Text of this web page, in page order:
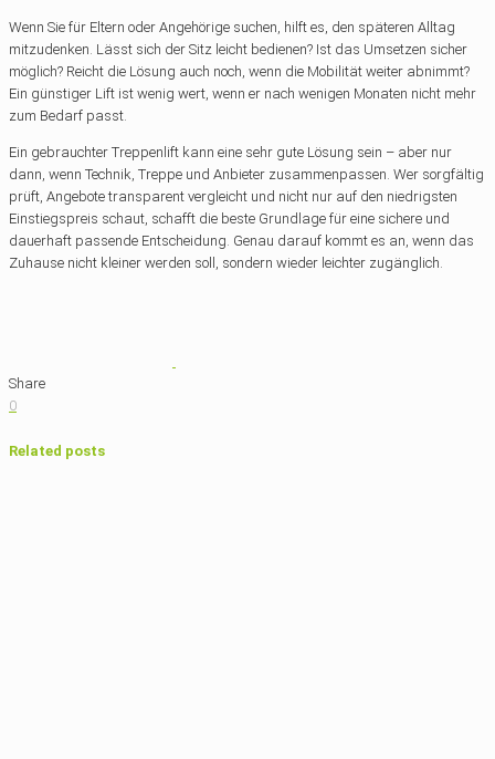
Wenn Sie für Eltern oder Angehörige suchen, hilft es, den späteren Alltag
mitzudenken. Lässt sich der Sitz leicht bedienen? Ist das Umsetzen sicher
möglich? Reicht die Lösung auch noch, wenn die Mobilität weiter abnimmt?
Ein günstiger Lift ist wenig wert, wenn er nach wenigen Monaten nicht mehr
zum Bedarf passt.
Ein gebrauchter Treppenlift kann eine sehr gute Lösung sein – aber nur
dann, wenn Technik, Treppe und Anbieter zusammenpassen. Wer sorgfältig
prüft, Angebote transparent vergleicht und nicht nur auf den niedrigsten
Einstiegspreis schaut, schafft die beste Grundlage für eine sichere und
dauerhaft passende Entscheidung. Genau darauf kommt es an, wenn das
Zuhause nicht kleiner werden soll, sondern wieder leichter zugänglich.
Share
0
Related posts